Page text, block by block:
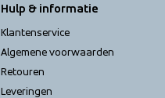
Hulp & informatie
Klantenservice
Algemene voorwaarden
Retouren
Leveringen